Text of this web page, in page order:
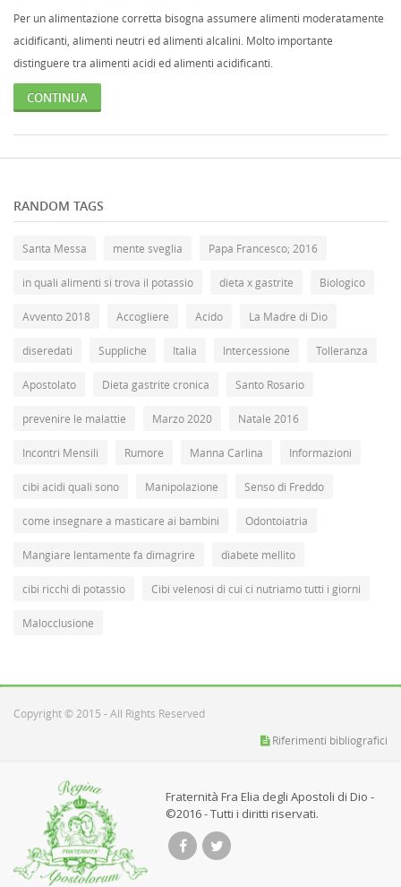
Per un alimentazione corretta bisogna assumere alimenti moderatamente
acidificanti, alimenti neutri ed alimenti alcalini. Molto importante
distinguere tra alimenti acidi ed alimenti acidificanti.
CONTINUA
RANDOM TAGS
Santa Messa mente sveglia Papa Francesco; 2016
in quali alimenti si trova il potassio dieta x gastrite Biologico
Avvento 2018 Accogliere Acido La Madre di Dio
diseredati Suppliche Italia Intercessione Tolleranza
Apostolato Dieta gastrite cronica Santo Rosario
prevenire le malattie Marzo 2020 Natale 2016
Incontri Mensili Rumore Manna Carlina Informazioni
cibi acidi quali sono Manipolazione Senso di Freddo
come insegnare a masticare ai bambini Odontoiatria
Mangiare lentamente fa dimagrire diabete mellito
cibi ricchi di potassio Cibi velenosi di cui ci nutriamo tutti i giorni
Malocclusione
Copyright © 2015 - All Rights Reserved
Riferimenti bibliografici
Fraternità Fra Elia degli Apostoli di Dio -
©2016 - Tutti i diritti riservati.